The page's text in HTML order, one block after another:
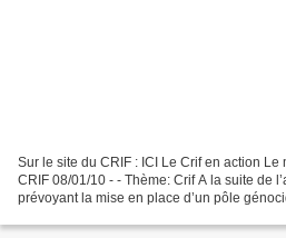
Sur le site du CRIF : ICI Le Crif en action
CRIF 08/01/10 - - Thème: Crif A la suite de
prévoyant la mise en place d’un pôle